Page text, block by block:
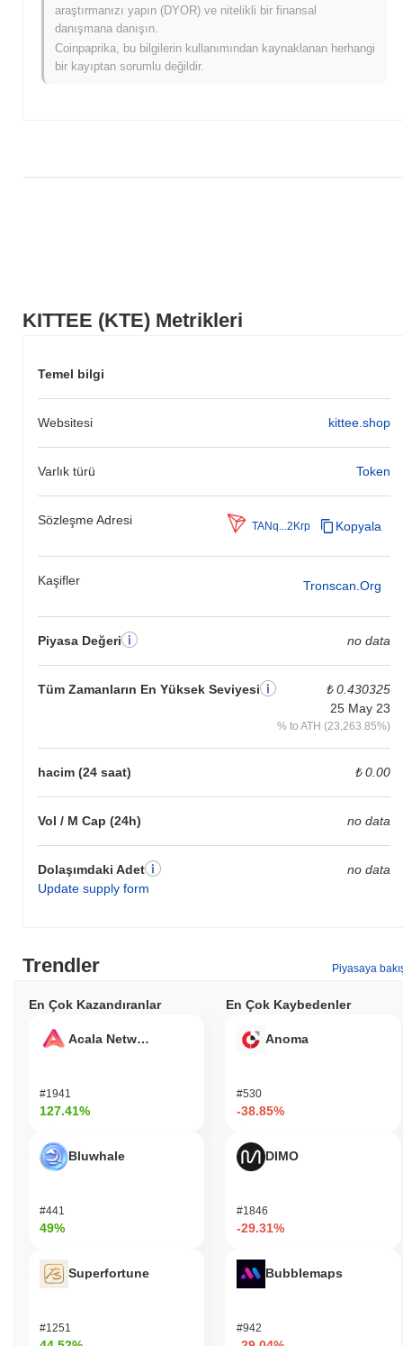
KITTEE (KTE) Metrikleri
Temel bilgi
Websitesi kittee.shop
Varlık türü Token
Sözleşme Adresi TANq...2Krp Kopyala
Kaşifler Tronscan.org
Piyasa Değeri no data
Tüm Zamanların En Yüksek Seviyesi
₺ 0.430325
25 May 23
% to ATH (23,263.85%)
hacim (24 saat) ₺ 0.00
Vol / M Cap (24h) no data
Dolaşımdaki Adet
Update supply form
no data
Son 7 günde KITTEE 0.00%kazandı, genel kripto piyasasından
1.41%düşüş kaydeden daha iyi performans gösterdi. Bu, daha
geniş piyasa momentumuna göre KTE'ün fiyat hareketinde güçlü
performans gösterdiğini belirtir.
araştırmanızı yapın (DYOR) ve nitelikli bir finansal
danışmana danışın.
Coinpaprika, bu bilgilerin kullanımından kaynaklanan herhangi
bir kayıptan sorumlu değildir.
Trendler Piyasaya
En Çok Kazandıranlar
Acala Network
#1941
127.41%
Bluwhale
#441
49%
Superfortune
#1251
En Çok Kaybedenler
Anoma
#530
-38.85%
DIMO
#1846
-29.31%
Bubblemaps
#942